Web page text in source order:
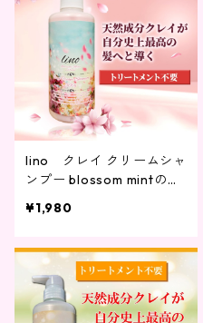
lino クレイ クリームシャ
ンプー blossom mintの香
¥1,980